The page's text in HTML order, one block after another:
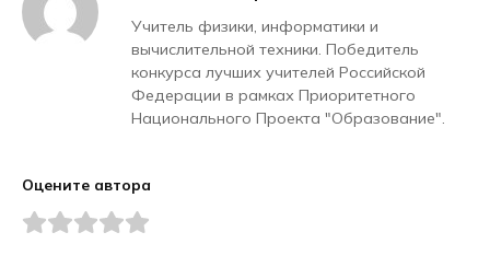
Учитель физики, информатики и
вычислительной техники. Победитель
конкурса лучших учителей Российской
Федерации в рамках Приоритетного
Национального Проекта "Образование".
Оцените автора